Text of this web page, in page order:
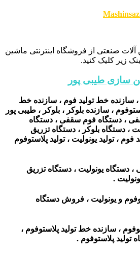
آلات صنعتی از فروشگاه اینترنتی ماشین
زیر کلیک کنید.
سازی طیبی پور
، سازنده خط تولید فوم ، سازنده خط
، سازنده بلوکر ، بلوکر ، طیبی پور
، دستگاه فوم سقفی ، دستگاه
، دستگاه بلوکر ، دستگاه تزریق
، تولید یونولیت ، تولید پلاستوفوم
یونولیت ، دستگاه تزریق
.
و یونولیت ، فروش دستگاه
، سازنده خط تولید پلاستوفوم ،
تولید پلاستوفوم .